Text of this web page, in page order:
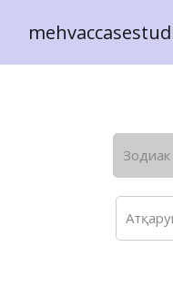
Зодиак